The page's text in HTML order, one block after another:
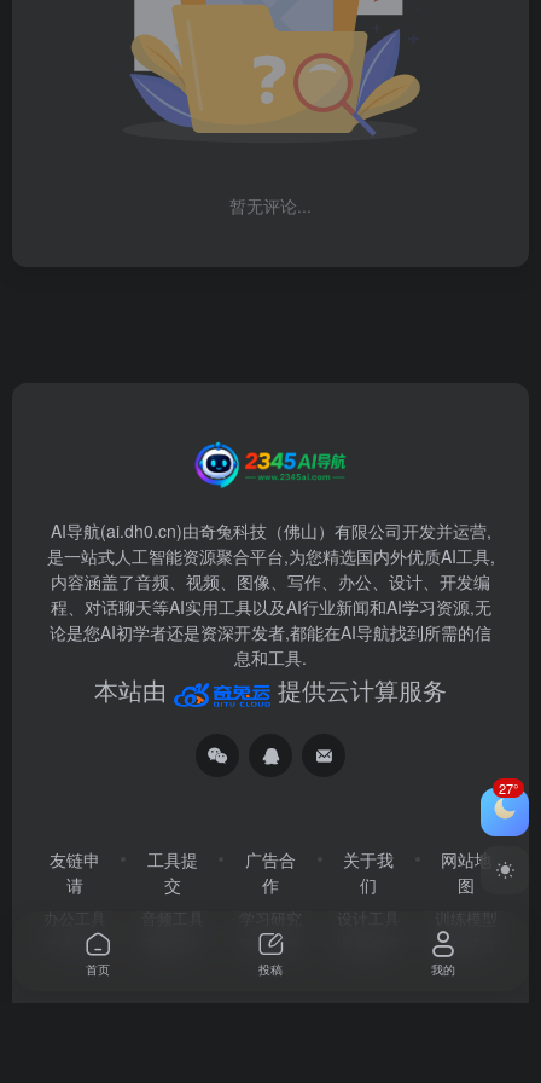
暂无评论...
AI导航(ai.dh0.cn)由奇兔科技（佛山）有限公司开发并运营,
是一站式人工智能资源聚合平台,为您精选国内外优质AI工具,
内容涵盖了音频、视频、图像、写作、办公、设计、开发编
程、对话聊天等AI实用工具以及AI行业新闻和AI学习资源,无
论是您AI初学者还是资深开发者,都能在AI导航找到所需的信
息和工具.
本站由 提供云计算服务
友链申
请
办公工具
文本写作
工具提
交
音频工具
广告合
作
学习研究
聊天问答
关于我
们
设计工具
网站地
图
训练模型
编程开发
27°
首页 投稿 我的